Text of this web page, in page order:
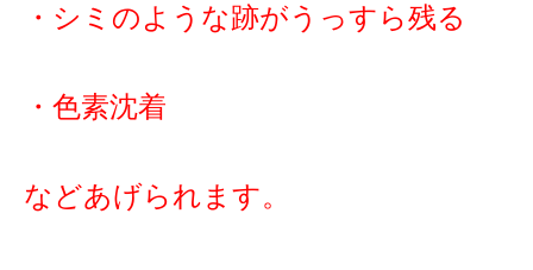
・シミのような跡がうっすら残る
・色素沈着
などあげられます。